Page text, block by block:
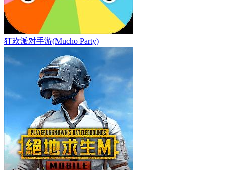
狂欢派对手游(Mucho Party)